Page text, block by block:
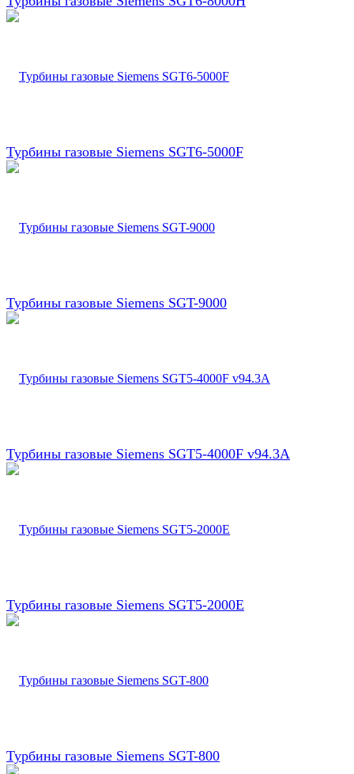
Турбины газовые Siemens SGT6-5000F
Турбины газовые Siemens SGT-9000
Турбины газовые Siemens SGT5-4000F v94.3A
Турбины газовые Siemens SGT5-2000E
Турбины газовые Siemens SGT-800